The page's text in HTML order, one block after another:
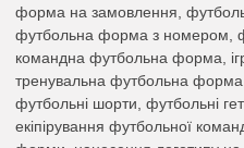
форма на замовлення,
футбольна форма з номером,
командна футбольна форма,
тренувальна футбольна
футбольні шорти, футбольні
екіпірування футбольної